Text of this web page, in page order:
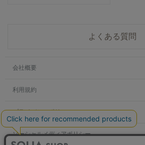
よくある質問
会社概要
利用規約
プライバシーポリシー
ソーシャルメディアポリシー